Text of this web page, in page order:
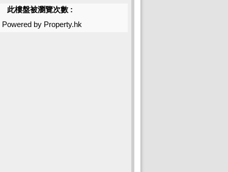
此樓盤被瀏覽次數 :
Powered by Property.hk